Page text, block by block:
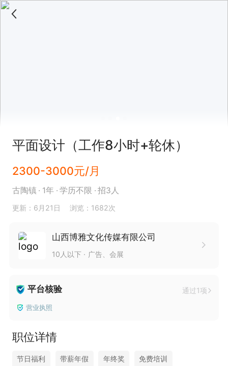
平面设计（工作8小时+轮休）
2300-3000元/月
古陶镇 1年 学历不限 招3人
更新：6月21日 浏览：1682次
山西博雅文化传媒有限公司
10人以下 广告、会展
平台核验 通过1项
营业执照
职位详情
节日福利 带薪年假 年终奖 免费培训